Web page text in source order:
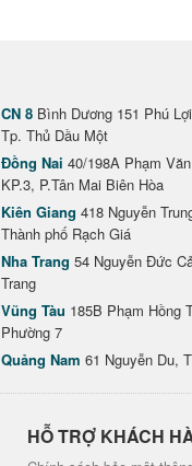
CN 8 Bình Dương 151 Phú
Tp. Thủ Dầu Một
Đồng Nai 40/198A Phạm
KP.3, P.Tân Mai Biên Hòa
Kiên Giang 418 Nguyễn
Thành phố Rạch Giá
Nha Trang 54 Nguyễn Đức
Trang
Vũng Tàu 185B Phạm Hồng
Phường 7
Quảng Nam 61 Nguyễn Du,
HỖ TRỢ KHÁCH